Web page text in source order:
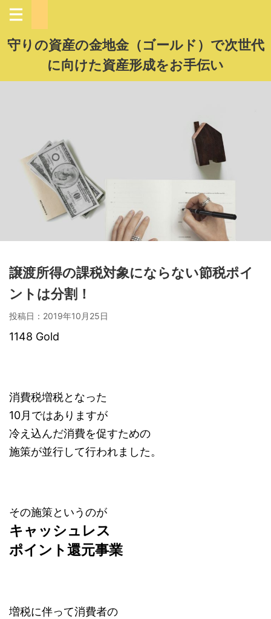
守りの資産の金地金（ゴールド）で次世代
に向けた資産形成をお手伝い
譲渡所得の課税対象にならない節税ポイ
ントは分割！
投稿日： 2019年10月25日
1148 Gold
消費税増税となった
10月ではありますが
冷え込んだ消費を促すための
施策が並行して行われました。
その施策というのが
キャッシュレス
ポイント還元事業
増税に伴って消費者の